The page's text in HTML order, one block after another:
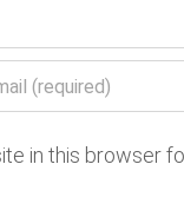
in this browser